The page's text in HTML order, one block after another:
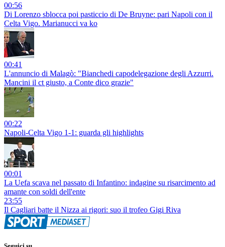
00:56
Di Lorenzo sblocca poi pasticcio di De Bruyne: pari Napoli con il
Celta Vigo. Marianucci va ko
00:41
L'annuncio di Malagò: "Bianchedi capodelegazione degli Azzurri.
Mancini il ct giusto, a Conte dico grazie"
00:22
Napoli-Celta Vigo 1-1: guarda gli highlights
00:01
La Uefa scava nel passato di Infantino: indagine su risarcimento ad
amante con soldi dell'ente
23:55
Il Cagliari batte il Nizza ai rigori: suo il trofeo Gigi Riva